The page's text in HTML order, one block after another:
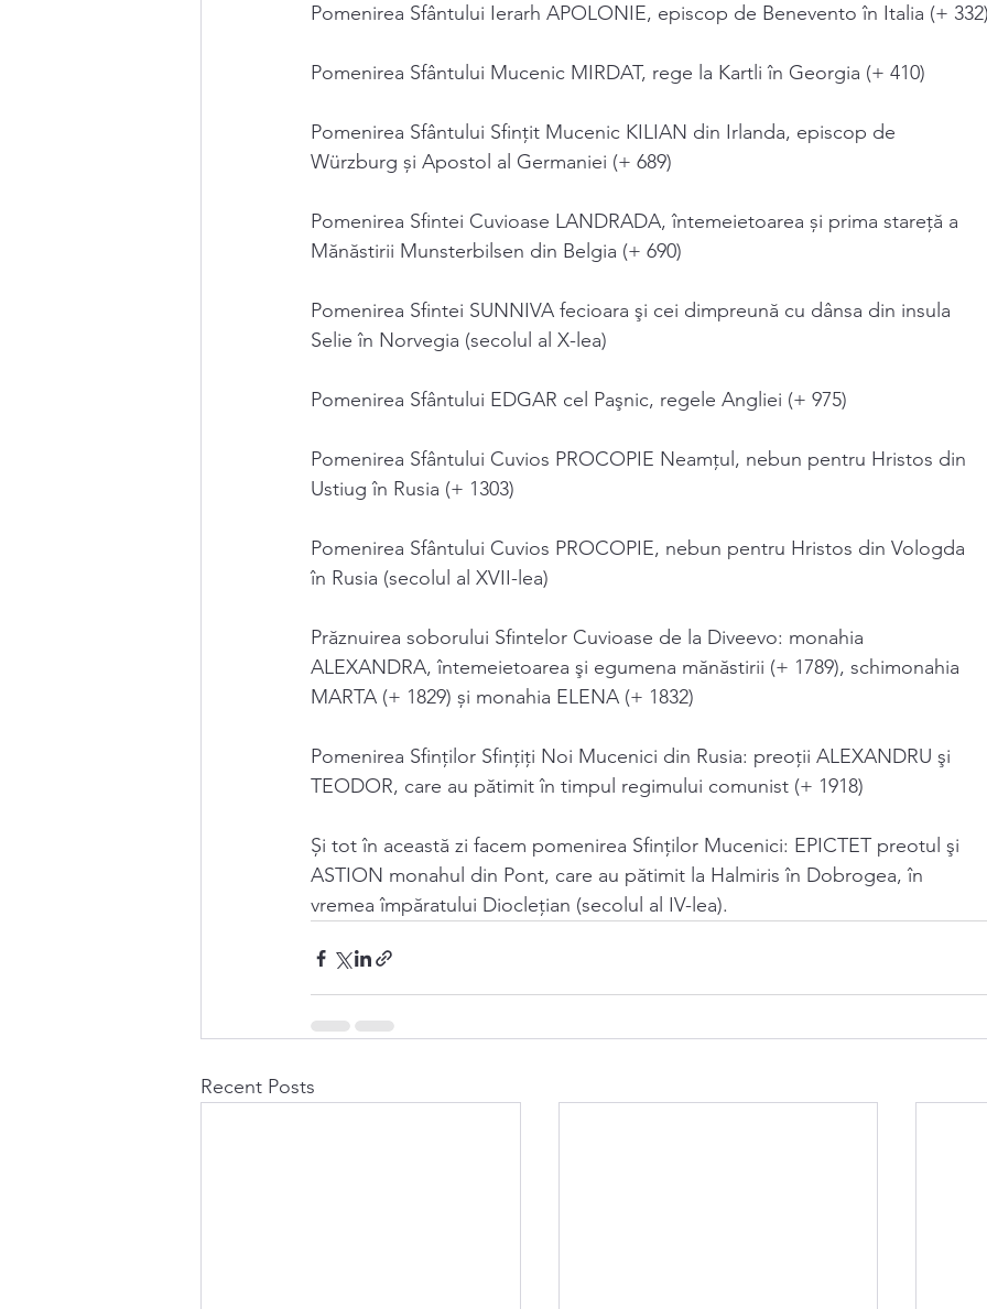
Pomenirea Sfântului Ierarh APOLONIE, episcop de Benevento în Italia (+
Pomenirea Sfântului Mucenic MIRDAT, rege la Kartli în Georgia (+ 410)
Pomenirea Sfântului Sfințit Mucenic KILIAN din Irlanda, episcop de
Würzburg și Apostol al Germaniei (+ 689)
Pomenirea Sfintei Cuvioase LANDRADA, întemeietoarea și prima stareţă a
Mănăstirii Munsterbilsen din Belgia (+ 690)
Pomenirea Sfintei SUNNIVA fecioara şi cei dimpreună cu dânsa din insula
Selie în Norvegia (secolul al X-lea)
Pomenirea Sfântului EDGAR cel Paşnic, regele Angliei (+ 975)
Pomenirea Sfântului Cuvios PROCOPIE Neamţul, nebun pentru Hristos din
Ustiug în Rusia (+ 1303)
Pomenirea Sfântului Cuvios PROCOPIE, nebun pentru Hristos din Vologda
în Rusia (secolul al XVII-lea)
Prăznuirea soborului Sfintelor Cuvioase de la Diveevo: monahia
ALEXANDRA, întemeietoarea şi egumena mănăstirii (+ 1789), schimonahia
MARTA (+ 1829) și monahia ELENA (+ 1832)
Pomenirea Sfinţilor Sfințiți Noi Mucenici din Rusia: preoții ALEXANDRU şi
TEODOR, care au pătimit în timpul regimului comunist (+ 1918)
Și tot în această zi facem pomenirea Sfinţilor Mucenici: EPICTET preotul şi
ASTION monahul din Pont, care au pătimit la Halmiris în Dobrogea, în
vremea împăratului Dioclețian (secolul al IV-lea).
Recent Posts